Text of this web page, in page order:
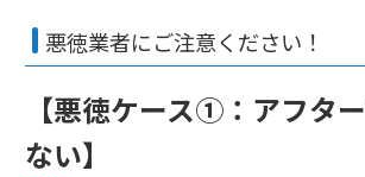
悪徳業者にご注意ください！
【悪徳ケース①：アフタ
ない】